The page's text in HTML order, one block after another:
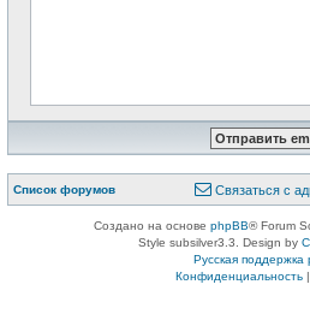
Список форумов Связаться с
Создано на основе phpBB® Forum
Style subsilver3.3. Design by
Русская поддержка
Конфиденциальность|